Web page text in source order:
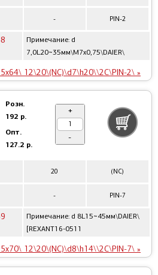
- PIN-2
Примечание: d
7,0L20~35мм\М7x0,75\DAIER\
12\20\(NC)\d7\h20\\2C\PIN-2\ »
20 (NC)
- PIN-7
Примечание: d 8L15~45мм\DAIER\
[REXANT16-0511
12\20\(NC)\d8\h14\\2C\PIN-7\ »
Розн.
192 р.
Опт.
127.2 р.
+
-